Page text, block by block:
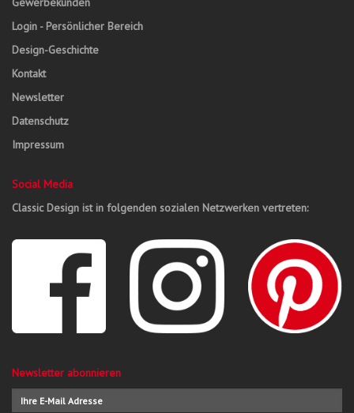
Login - Persönlicher Bereich
Design-Geschichte
Kontakt
Newsletter
Datenschutz
Impressum
Social Media
Classic Design ist in folgenden sozialen Netzwerken vertreten:
Newsletter abonnieren